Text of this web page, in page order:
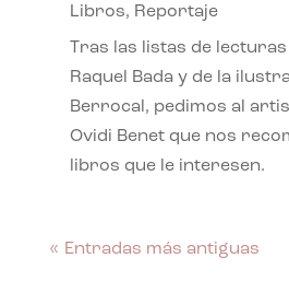
Libros, Reportaje
Tras las listas de
Raquel Bada y de la
Berrocal, pedimos al
Ovidi Benet que nos
libros que le interesen.
« Entradas más antiguas